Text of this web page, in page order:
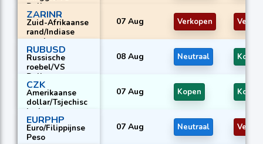
Dollar
ZARINR
Zuid-Afrikaanse
rand/Indiase
roepie
07 Aug Verkopen
RUBUSD
Russische
roebel/VS
Dollar
08 Aug Neutraal Kopen
CZK
Amerikaanse
dollar/Tsjechisc
he kroon
07 Aug Kopen Kopen
EURPHP
Euro/Filippijnse
Peso
07 Aug Neutraal